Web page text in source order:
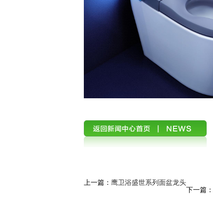
上一篇： 鹰卫浴盛世系列面盆龙头
下一篇：